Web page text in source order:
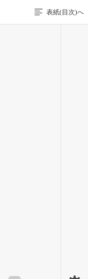
表紙(目次)へ